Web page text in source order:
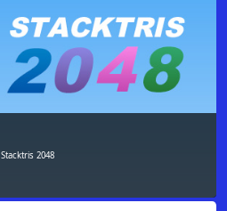
Stacktris 2048